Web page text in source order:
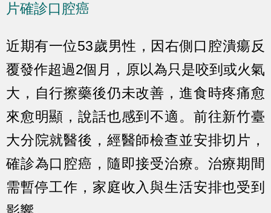
片確診口腔癌
近期有一位53歲男性，因右側口腔潰瘍反
覆發作超過2個月，原以為只是咬到或火氣
大，自行擦藥後仍未改善，進食時疼痛愈
來愈明顯，說話也感到不適。前往新竹臺
大分院就醫後，經醫師檢查並安排切片，
確診為口腔癌，隨即接受治療。治療期間
需暫停工作，家庭收入與生活安排也受到